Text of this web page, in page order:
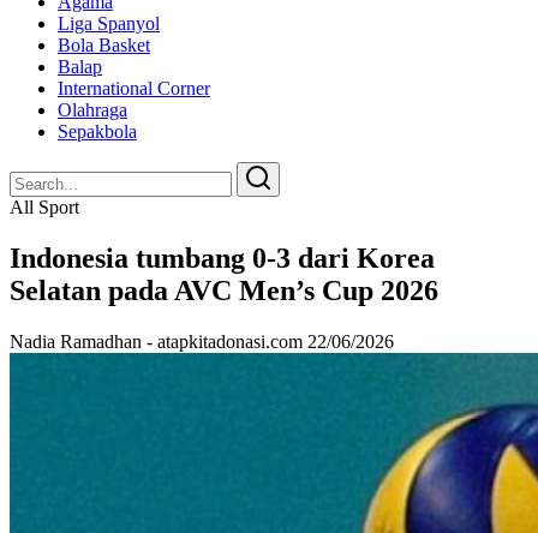
Liga Spanyol
Bola Basket
Balap
International Corner
Olahraga
Sepakbola
Search
for:
Search
All Sport
Indonesia tumbang 0-3 dari Korea
Selatan pada AVC Men’s Cup 2026
Nadia Ramadhan - atapkitadonasi.com 22/06/2026